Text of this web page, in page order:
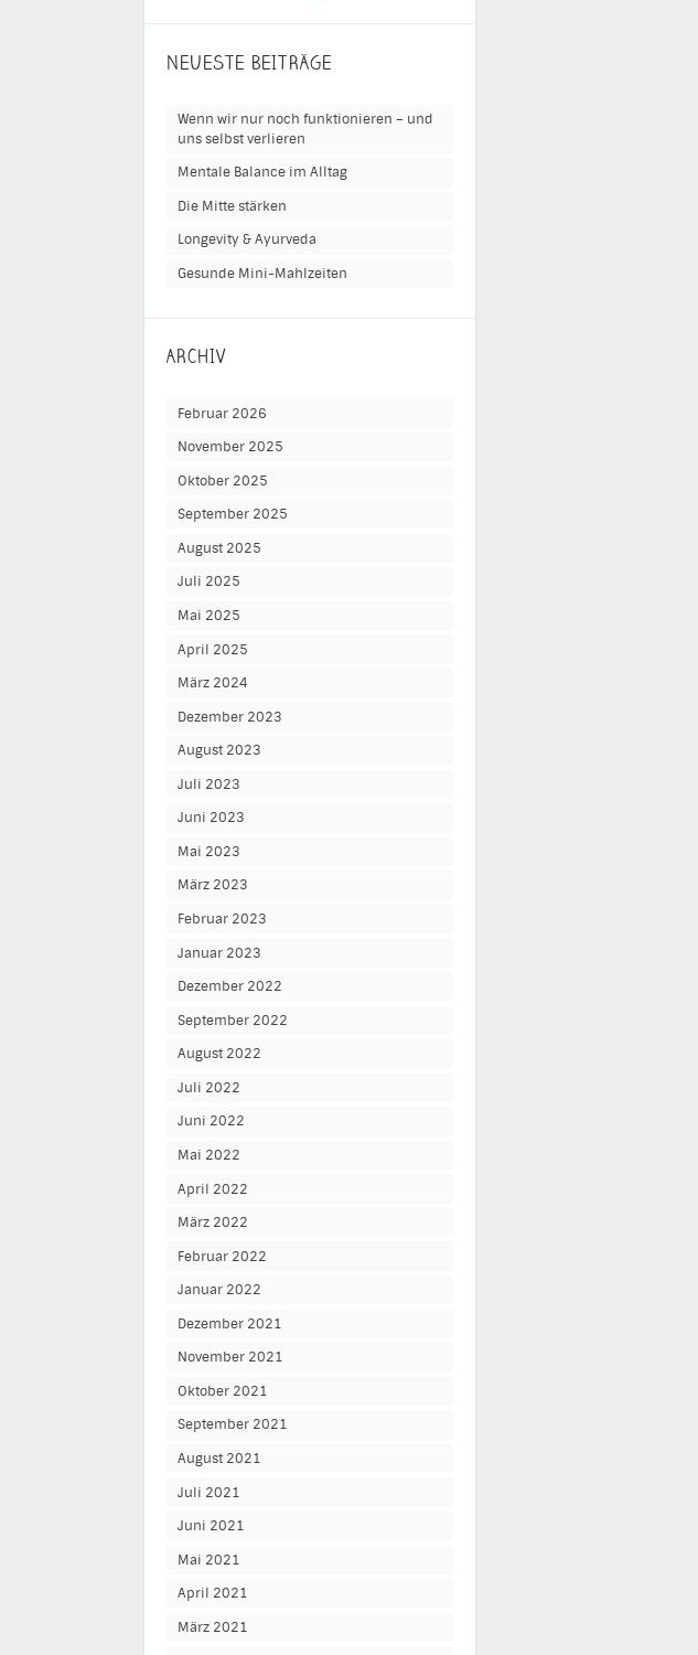
NEUESTE BEITRÄGE
Wenn wir nur noch funktionieren – und
uns selbst verlieren
Mentale Balance im Alltag
Die Mitte stärken
Longevity & Ayurveda
Gesunde Mini-Mahlzeiten
ARCHIV
Februar 2026
November 2025
Oktober 2025
September 2025
August 2025
Juli 2025
Mai 2025
April 2025
März 2024
Dezember 2023
August 2023
Juli 2023
Juni 2023
Mai 2023
März 2023
Februar 2023
Januar 2023
Dezember 2022
September 2022
August 2022
Juli 2022
Juni 2022
Mai 2022
April 2022
März 2022
Februar 2022
Januar 2022
Dezember 2021
November 2021
Oktober 2021
September 2021
August 2021
Juli 2021
Juni 2021
Mai 2021
April 2021
März 2021